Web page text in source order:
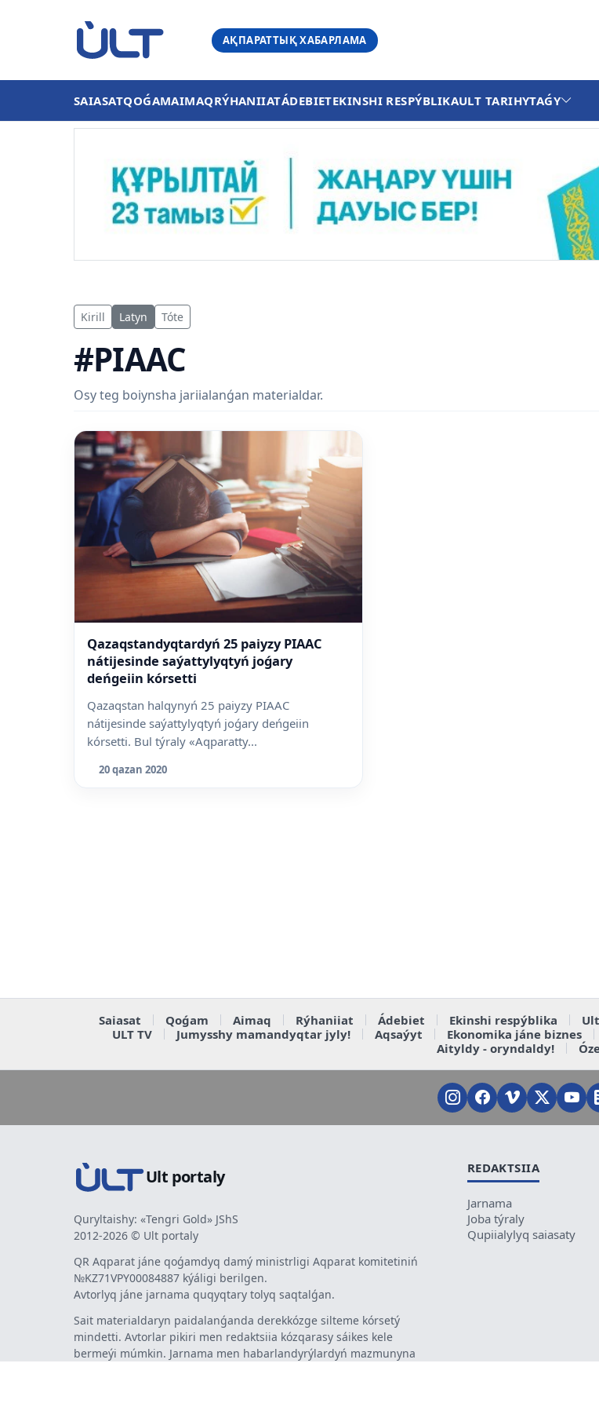
АҚПАРАТТЫҚ ХАБАРЛАМА
SAIASATQOǴAMAIMAQRÝHANIIATÁDEBIETEKINSHI RESPÝBLIKAULT TARIHYTAǴY
Kirill Latyn Tóte
#PIAAC
Osy teg boiynsha jariialanǵan materialdar.
Qazaqstandyqtardyń 25 paiyzy PIAAC
nátijesinde saýattylyqtyń joǵary
deńgeiin kórsetti
Qazaqstan halqynyń 25 paiyzy PIAAC
nátijesinde saýattylyqtyń joǵary deńgeiin
kórsetti. Bul týraly «Aqparatty...
20 qazan 2020
Saiasat Qoǵam Aimaq Rýhaniiat Ádebiet Ekinshi respýblika
ULT TV
Jumysshy mamandyqtar jyly! Aqsaýyt Ekonomika jáne biznes
Aityldy - oryndaldy!
Ult portaly
Quryltaishy: «Tengri Gold» JShS
2012-2026 © Ult portaly
QR Aqparat jáne qoǵamdyq damý ministrligi Aqparat komitetiniń
№KZ71VPY00084887 kýáligi berilgen.
Avtorlyq jáne jarnama quqyqtary tolyq saqtalǵan.
Sait materialdaryn paidalanǵanda derekkózge silteme kórsetý
mindetti. Avtorlar pikiri men redaktsiia kózqarasy sáikes kele
bermeýi múmkin. Jarnama men habarlandyrýlardyń mazmunyna
REDAKTSIIA
Jarnama
Joba týraly
Qupiialylyq saiasaty